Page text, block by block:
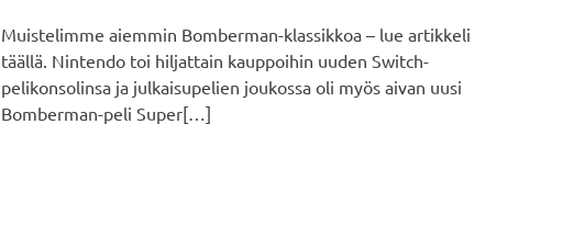
Muistelimme aiemmin Bomberman-klassikkoa – lue artikkeli
täällä. Nintendo toi hiljattain kauppoihin uuden Switch-
pelikonsolinsa ja julkaisupelien joukossa oli myös aivan uusi
Bomberman-peli Super[…]